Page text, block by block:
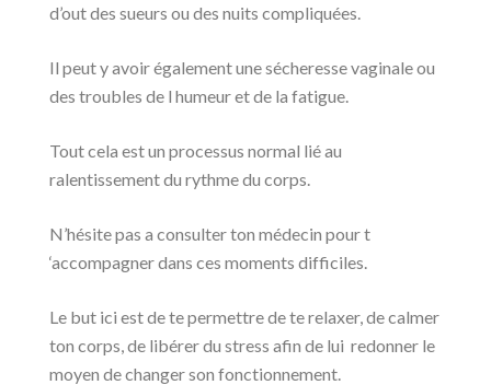
d’out des sueurs ou des nuits compliquées.
Il peut y avoir également une sécheresse vaginale ou
des troubles de l humeur et de la fatigue.
Tout cela est un processus normal lié au
ralentissement du rythme du corps.
N’hésite pas a consulter ton médecin pour t
‘accompagner dans ces moments difficiles.
Le but ici est de te permettre de te relaxer, de calmer
ton corps, de libérer du stress afin de lui redonner le
moyen de changer son fonctionnement.